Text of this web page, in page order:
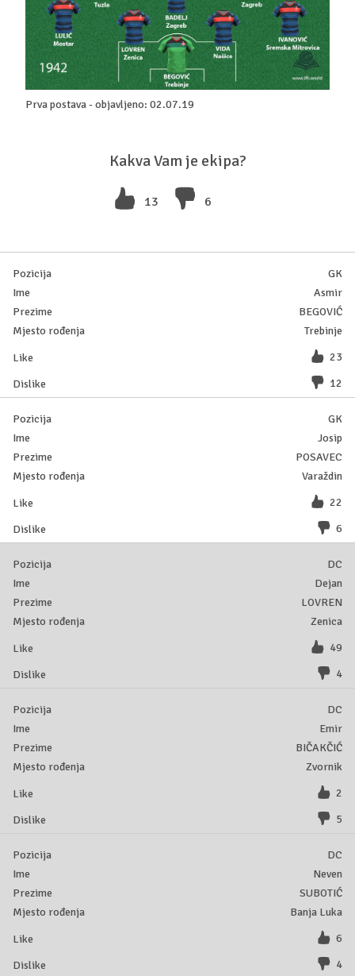
Kakva Vam je ekipa?
13 6
Prva postava - objavljeno: 02.07.19
GK
Asmir
BEGOVIĆ
Trebinje
23
12
GK
Josip
POSAVEC
Varaždin
22
6
DC
Dejan
LOVREN
Zenica
49
4
DC
Emir
BIČAKČIĆ
Zvornik
2
5
DC
Neven
SUBOTIĆ
Banja Luka
6
4